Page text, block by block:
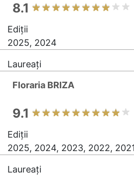
8.1
Ediții
2025, 2024
Laureați
Floraria BRIZA
9.1
Ediții
2025, 2024, 2023, 2022,
Laureați